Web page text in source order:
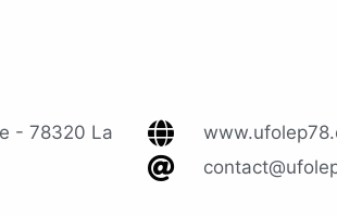
- 78320 La